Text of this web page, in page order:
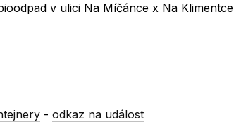
v ulici Na Míčánce x Na Klimentce
-odkaz na událost